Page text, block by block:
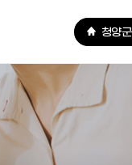
청양
공지사항